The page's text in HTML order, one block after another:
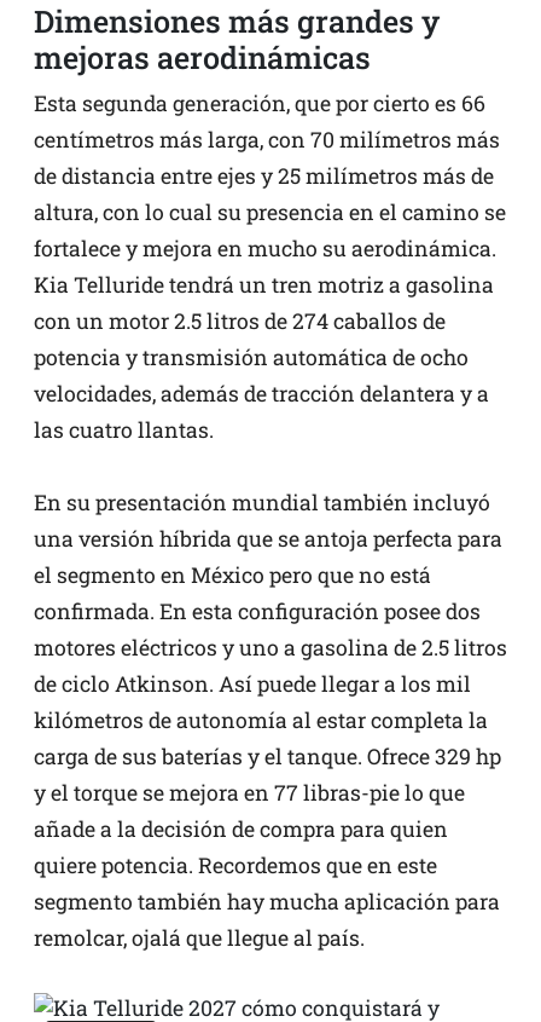
Dimensiones más grandes y
mejoras aerodinámicas
Esta segunda generación, que por cierto es 66
centímetros más larga, con 70 milímetros más
de distancia entre ejes y 25 milímetros más de
altura, con lo cual su presencia en el camino se
fortalece y mejora en mucho su aerodinámica.
Kia Telluride tendrá un tren motriz a gasolina
con un motor 2.5 litros de 274 caballos de
potencia y transmisión automática de ocho
velocidades, además de tracción delantera y a
las cuatro llantas.
En su presentación mundial también incluyó
una versión híbrida que se antoja perfecta para
el segmento en México pero que no está
confirmada. En esta configuración posee dos
motores eléctricos y uno a gasolina de 2.5 litros
de ciclo Atkinson. Así puede llegar a los mil
kilómetros de autonomía al estar completa la
carga de sus baterías y el tanque. Ofrece 329 hp
y el torque se mejora en 77 libras-pie lo que
añade a la decisión de compra para quien
quiere potencia. Recordemos que en este
segmento también hay mucha aplicación para
remolcar, ojalá que llegue al país.